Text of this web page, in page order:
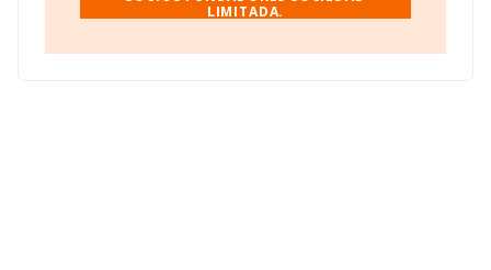
establecido en Calle Perez Casas núm. 1, (04640), Pulpi,
LIMITADA.